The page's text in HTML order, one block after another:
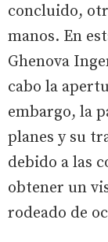
concluido,
manos. En
Ghenova
cabo la
embargo, la
planes y su
debido a las
obtener un
rodeado de